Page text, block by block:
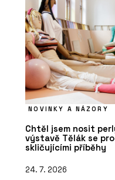
NOVINKY A NÁZORY
Chtěl jsem nosit
výstavě Tělák se
skličujícími příběhy
24. 7. 2026